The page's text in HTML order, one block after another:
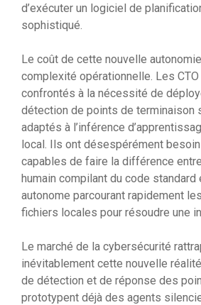
d’exécuter un logiciel de
sophistiqué.
Le coût de cette nouvelle
complexité opérationnelle. Les
confrontés à la nécessité de
détection de points de terminaison
adaptés à l’inférence
local. Ils ont désespérément
capables de faire la différence
humain compilant du code standard
autonome parcourant rapidement
fichiers locales pour résoudre une
Le marché de la cybersécurité
inévitablement cette nouvelle
de détection et de réponse des
prototypent déjà des agents